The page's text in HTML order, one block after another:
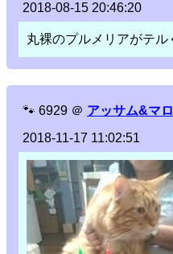
2018-08-15 20:46:20
丸裸のプルメリアがテ
🐾 6929 ＠ アッサム&マ
2018-11-17 11:02:51